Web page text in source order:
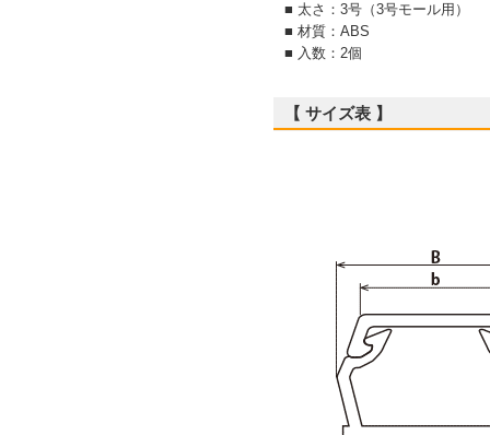
■ 太さ：3号（3号モール用）
■ 材質：ABS
■ 入数：2個
【 サイズ表 】